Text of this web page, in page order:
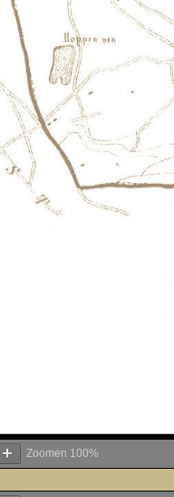
Zoomen 100%